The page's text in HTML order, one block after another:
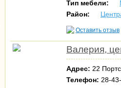
Тип мебели:
Район:
Оставить отзыв
Валерия,
Адрес: 22
Телефон: 28-